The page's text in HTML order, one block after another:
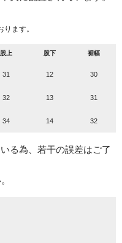
ます。
股上 股下 裾幅
31 12 30
32 13 31
34 14 32
る為、若干の誤差はご了